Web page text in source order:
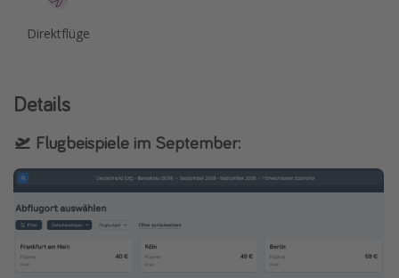
Direktflüge
Details
🛫 Flugbeispiele im September: